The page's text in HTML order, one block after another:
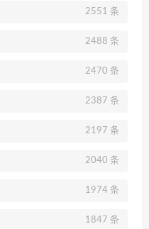
2551 条
2488 条
2470 条
2387 条
2197 条
2040 条
1974 条
1847 条